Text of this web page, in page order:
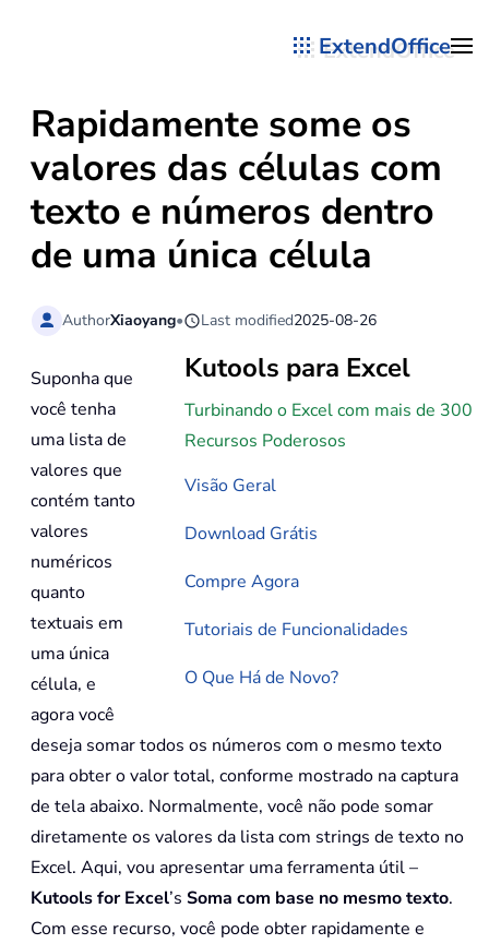
ExtendOffice
Rapidamente some os
valores das células com
texto e números dentro
de uma única célula
AuthorXiaoyang• Last modified2025-08-26
Kutools para Excel
Turbinando o Excel com mais de 300
Recursos Poderosos
Visão Geral
Download Grátis
Compre Agora
Tutoriais de Funcionalidades
O Que Há de Novo?
Suponha que
você tenha
uma lista de
valores que
contém tanto
valores
numéricos
quanto
textuais em
uma única
célula, e
agora você
deseja somar todos os números com o mesmo texto
para obter o valor total, conforme mostrado na captura
de tela abaixo. Normalmente, você não pode somar
diretamente os valores da lista com strings de texto no
Excel. Aqui, vou apresentar uma ferramenta útil –
Kutools for Excel’s Soma com base no mesmo texto.
Com esse recurso, você pode obter rapidamente e